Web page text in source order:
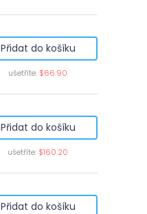
Přidat do košíku
ušetříte: $66.90
Přidat do košíku
ušetříte: $160.20
Přidat do košíku